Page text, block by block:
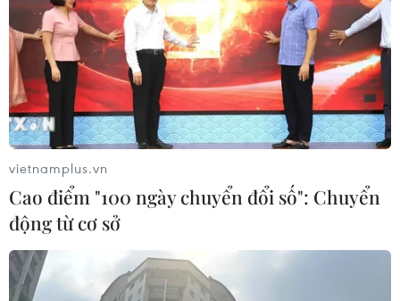
vietnamplus.vn
Cao điểm "100 ngày chuyển đổi số": Chuyển
động từ cơ sở